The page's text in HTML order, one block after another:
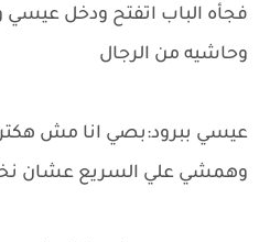
فجأه الباب اتفتح ودخل
وحاشيه من الرجال
عيسي ببرود:بصي انا مش هكتر
وهمشي علي السريع عشان